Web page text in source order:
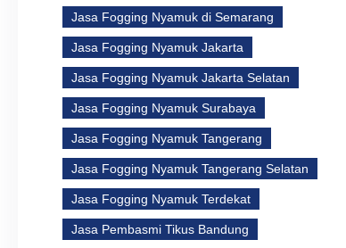
Jasa Fogging Nyamuk di Semarang
Jasa Fogging Nyamuk Jakarta
Jasa Fogging Nyamuk Jakarta Selatan
Jasa Fogging Nyamuk Surabaya
Jasa Fogging Nyamuk Tangerang
Jasa Fogging Nyamuk Tangerang Selatan
Jasa Fogging Nyamuk Terdekat
Jasa Pembasmi Tikus Bandung